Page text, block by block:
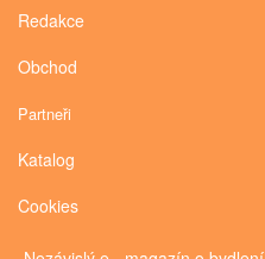
Redakce
Obchod
Partneři
Katalog
Cookies